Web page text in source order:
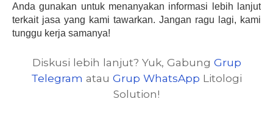
Anda gunakan untuk menanyakan informasi lebih lanjut
terkait jasa yang kami tawarkan. Jangan ragu lagi, kami
tunggu kerja samanya!
Diskusi lebih lanjut? Yuk, Gabung Grup
Telegram atau Grup WhatsApp Litologi
Solution!